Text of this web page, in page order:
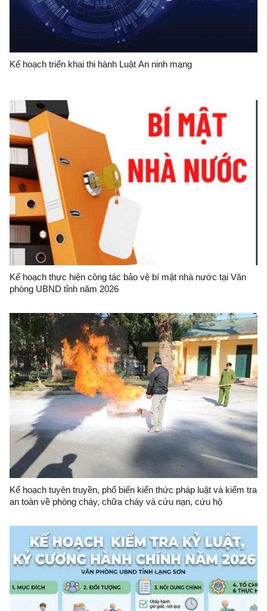
Kế hoạch triển khai thi hành Luật An ninh mạng
Kế hoạch thực hiện công tác bảo vệ bí mật nhà nước tại Văn
phòng UBND tỉnh năm 2026
Kế hoạch tuyên truyền, phổ biến kiến thức pháp luật và kiểm tra
an toàn về phòng cháy, chữa cháy và cứu nạn, cứu hộ